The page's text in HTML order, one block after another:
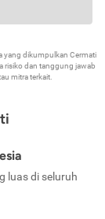
yang dikumpulkan Cermati
risiko dan tanggung jawab
mitra terkait.
luas di seluruh